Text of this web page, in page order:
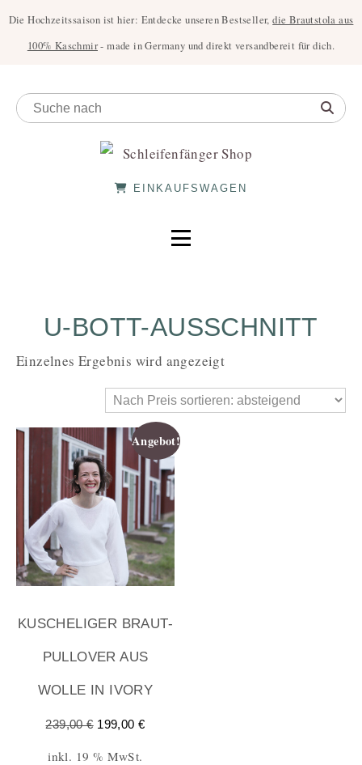
Die Hochzeitssaison ist hier: Entdecke unseren Bestseller,die Brautstola aus
100% Kaschmir- made in Germany und direkt versandbereit für dich.
EINKAUFSWAGEN
U-BOTT-AUSSCHNITT
Einzelnes Ergebnis wird angezeigt
Angebot!
KUSCHELIGER BRAUT-
PULLOVER AUS
WOLLE IN IVORY
239,00€ 199,00 €
inkl. 19 % MwSt.